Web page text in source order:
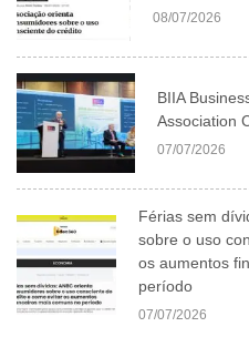
08/07/2026
BIIA
Association
07/07/2026
Férias sem
sobre o uso
os aumentos
período
07/07/2026